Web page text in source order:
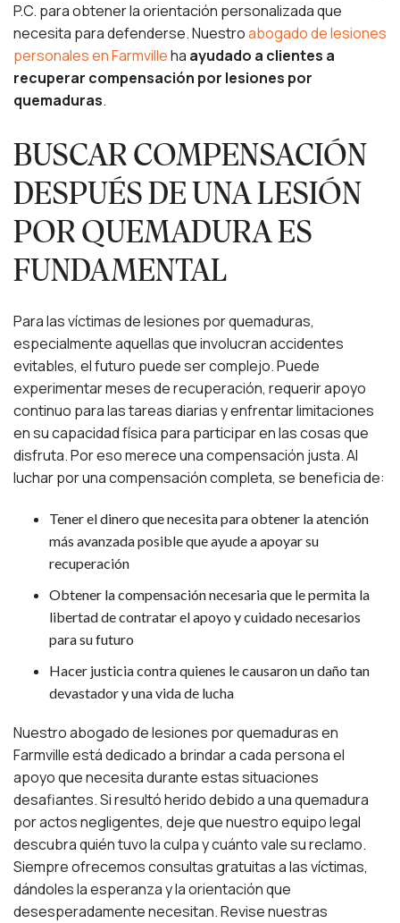
P.C. para obtener la orientación personalizada que
necesita para defenderse. Nuestroabogado de lesiones
personales en Farmvilleha ayudado a clientes a
recuperar compensación por lesiones por
quemaduras.
BUSCAR COMPENSACIÓN
DESPUÉS DE UNA LESIÓN
POR QUEMADURA ES
FUNDAMENTAL
Para las víctimas de lesiones por quemaduras,
especialmente aquellas que involucran accidentes
evitables, el futuro puede ser complejo. Puede
experimentar meses de recuperación, requerir apoyo
continuo para las tareas diarias y enfrentar limitaciones
en su capacidad física para participar en las cosas que
disfruta. Por eso merece una compensación justa. Al
luchar por una compensación completa, se beneficia de:
Tener el dinero que necesita para obtener la atención
más avanzada posible que ayude a apoyar su
recuperación
Obtener la compensación necesaria que le permita la
libertad de contratar el apoyo y cuidado necesarios
para su futuro
Hacer justicia contra quienes le causaron un daño tan
devastador y una vida de lucha
Nuestro abogado de lesiones por quemaduras en
Farmville está dedicado a brindar a cada persona el
apoyo que necesita durante estas situaciones
desafiantes. Si resultó herido debido a una quemadura
por actos negligentes, deje que nuestro equipo legal
descubra quién tuvo la culpa y cuánto vale su reclamo.
Siempre ofrecemos consultas gratuitas a las víctimas,
dándoles la esperanza y la orientación que
desesperadamente necesitan. Revise nuestras